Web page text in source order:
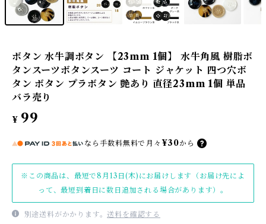
ボタン 水牛調ボタン 【23mm 1個】 水牛角風 樹脂ボ
タンスーツボタンスーツ コート ジャケット 四つ穴ボ
タン ボタン プラボタン 艶あり 直径23mm 1個 単品
バラ売り
¥ 99
なら 手数料無料で 月々 ¥30から
※この商品は、最短で8月13日(木)にお届けします（お届け先によ
って、最短到着日に数日追加される場合があります）。
別途送料がかかります。送料を確認する